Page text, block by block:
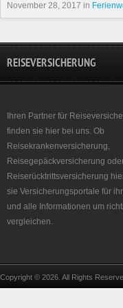
November 28, 2017 in
REISEVERSICHERUNG
Ihren Partner für
finden sie hier bei uns. Ob
Reisekrankenversicherung,
Reisegepäckversicherung
Reiserücktrittsversicherung
sie Versicherungsportale für
und alle Informationen um
vergleichen.
Copyright © 2026. All Rights